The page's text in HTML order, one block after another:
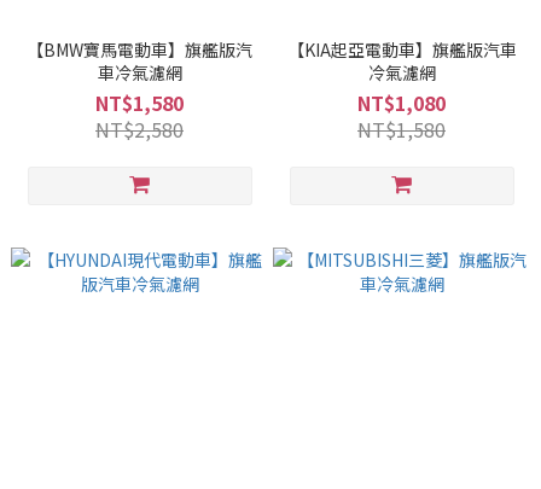
【BMW寶馬電動車】旗艦版汽
車冷氣濾網
NT$1,580
NT$2,580
【KIA起亞電動車】旗艦版汽車
冷氣濾網
NT$1,080
NT$1,580